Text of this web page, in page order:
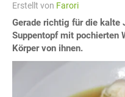
Erstellt von Farori
Gerade richtig für die
Suppentopf mit pochierten
Körper von ihnen.